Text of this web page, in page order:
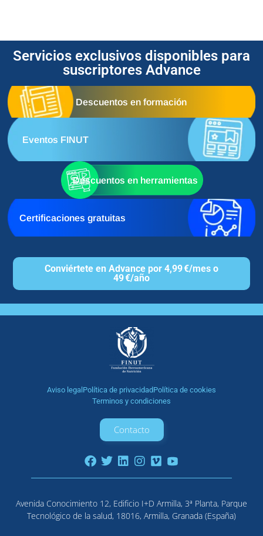
Servicios exclusivos disponibles para
suscriptores Advance
Descuentos en formación
Eventos FINUT
Descuentos en herramientas
Certificaciones gratuitas
Conviértete en Advance por 4,99 €/mes o
49 €/año
Aviso legal Política de privacidadPolítica de cookies
Terminos y condiciones
Contacto
Avenida Conocimiento 12, Edificio I+D Armilla, 3ª Planta, Parque
Tecnológico de la salud, 18016, Armilla, Granada (España)